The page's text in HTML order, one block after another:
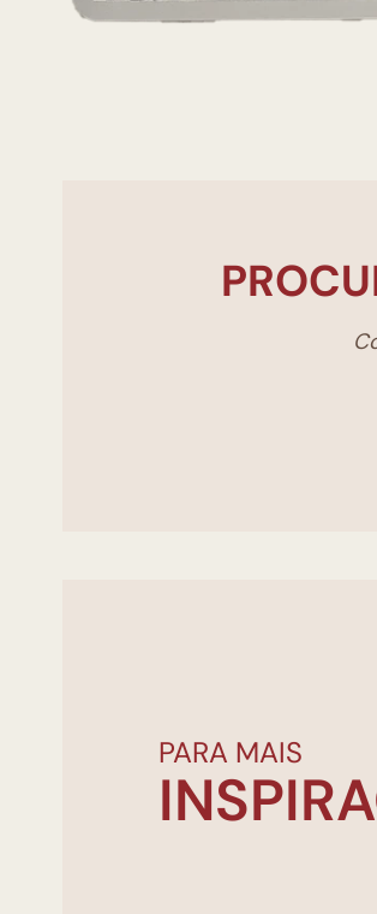
PARA MAIS